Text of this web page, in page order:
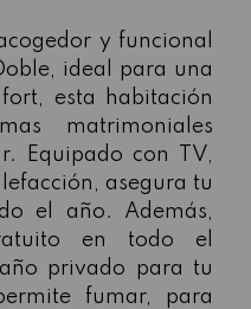
y funcional
ideal para una
esta habitación
matrimoniales
Equipado con TV,
asegura tu
el año. Además,
en todo el
privado para tu
fumar, para